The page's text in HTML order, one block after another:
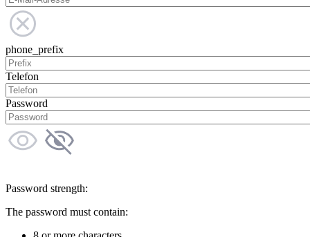
phone_prefix
Telefon
Password
Password strength:
The password must contain: